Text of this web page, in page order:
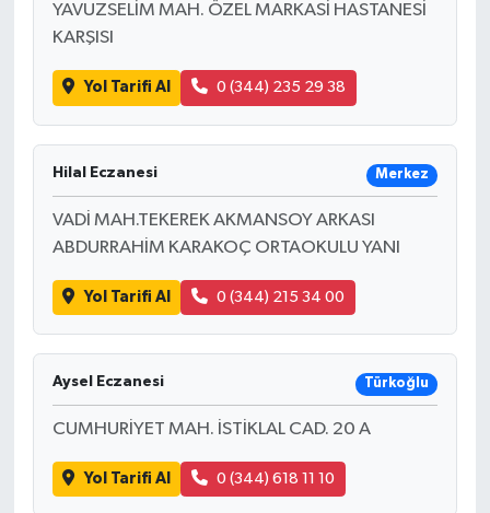
YAVUZSELİM MAH. ÖZEL MARKASİ HASTANESİ
KARŞISI
Yol Tarifi Al 0 (344) 235 29 38
Hilal Eczanesi Merkez
VADİ MAH.TEKEREK AKMANSOY ARKASI
ABDURRAHİM KARAKOÇ ORTAOKULU YANI
Yol Tarifi Al 0 (344) 215 34 00
Aysel Eczanesi Türkoğlu
CUMHURİYET MAH. İSTİKLAL CAD. 20 A
Yol Tarifi Al 0 (344) 618 11 10